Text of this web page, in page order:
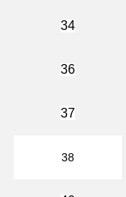
34
36
37
38